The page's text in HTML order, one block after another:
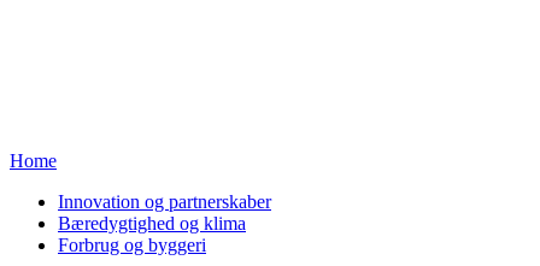
Home
Innovation og partnerskaber
Bæredygtighed og klima
Forbrug og byggeri